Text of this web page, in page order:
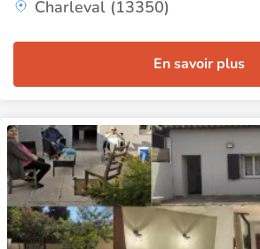
Charleval (13350)
En savoir plus